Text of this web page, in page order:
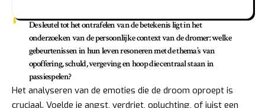
De sleutel tot het ontrafelen van de betekenis ligt in het
onderzoeken van de persoonlijke context van de dromer: welke
gebeurtenissen in hun leven resoneren met de thema’s van
opoffering, schuld, vergeving en hoop die centraal staan in
passiespelen?
Het analyseren van de emoties die de droom oproept is
cruciaal. Voelde je angst, verdriet, opluchting, of juist een